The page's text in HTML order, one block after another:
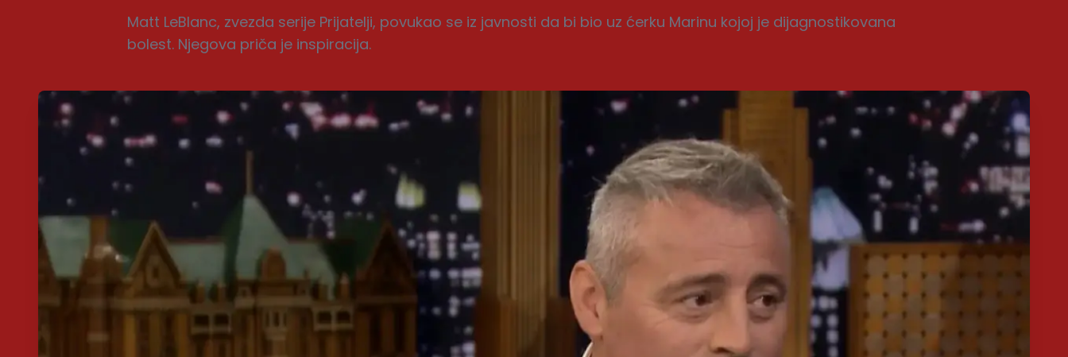
Matt LeBlanc, zvezda serije Prijatelji, povukao se iz javnosti da bi bio uz ćerku Marinu kojoj je dijagnostikovana
bolest. Njegova priča je inspiracija.